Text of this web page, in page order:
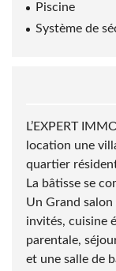
Piscine
Système de
L’EXPERT
location une
quartier
La bâtisse se
Un Grand salon
invités, cuisine
parentale,
et une salle de